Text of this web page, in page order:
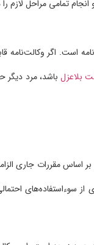
تمامی مراحل لازم را
است. اگر وکالت‌نامه
بلاعزلباشد، مرد دیگر
اساس مقررات جاری
سوءاستفاده‌های